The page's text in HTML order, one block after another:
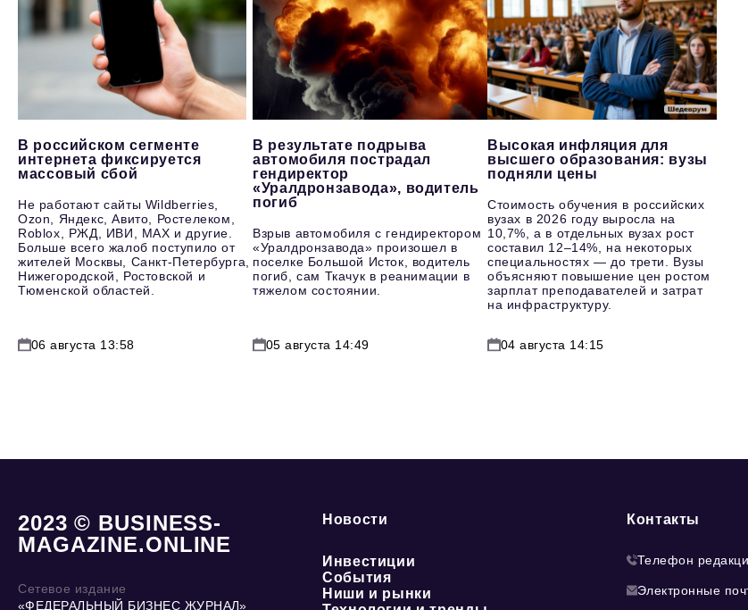
В российском сегменте
интернета фиксируется
массовый сбой
Не работают сайты Wildberries,
Ozon, Яндекс, Авито, Ростелеком,
Roblox, РЖД, ИВИ, MAX и другие.
Больше всего жалоб поступило от
жителей Москвы, Санкт-Петербурга,
Нижегородской, Ростовской и
Тюменской областей.
06 августа 13:58
В результате подрыва
автомобиля пострадал
гендиректор
«Уралдронзавода», водитель
погиб
Взрыв автомобиля с гендиректором
«Уралдронзавода» произошел в
поселке Большой Исток, водитель
погиб, сам Ткачук в реанимации в
тяжелом состоянии.
05 августа 14:49
Высокая инфляция для
высшего образования: вузы
подняли цены
Стоимость обучения в российских
вузах в 2026 году выросла на
10,7%, а в отдельных вузах рост
составил 12–14%, на некоторых
специальностях — до трети. Вузы
объясняют повышение цен ростом
зарплат преподавателей и затрат
на инфраструктуру.
04 августа 14:15
2023 © BUSINESS-
MAGAZINE.ONLINE
Сетевое издание
«ФЕДЕРАЛЬНЫЙ БИЗНЕС ЖУРНАЛ»
Новости
Инвестиции
События
Ниши и рынки
Контакты
Телефон
Электронные